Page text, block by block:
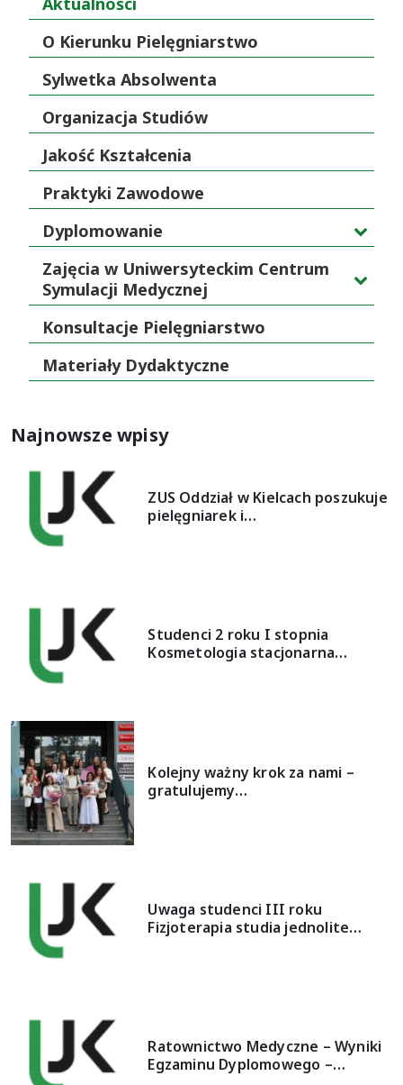
O Kierunku Pielęgniarstwo
Sylwetka Absolwenta
Organizacja Studiów
Jakość Kształcenia
Praktyki Zawodowe
Dyplomowanie
Zajęcia w Uniwersyteckim Centrum
Symulacji Medycznej
Konsultacje Pielęgniarstwo
Materiały Dydaktyczne
Najnowsze wpisy
ZUS Oddział w Kielcach poszukuje
pielęgniarek i…
Studenci 2 roku I stopnia
Kosmetologia stacjonarna…
Kolejny ważny krok za nami –
gratulujemy…
Uwaga studenci III roku
Fizjoterapia studia jednolite…
Ratownictwo Medyczne – Wyniki
Egzaminu Dyplomowego –…